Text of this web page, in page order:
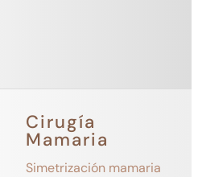
Cirugía
Mamaria
Simetrización mamaria